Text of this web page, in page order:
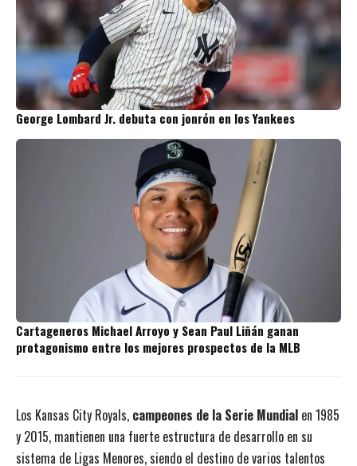
George Lombard Jr. debuta con jonrón en los Yankees
Cartageneros Michael Arroyo y Sean Paul Liñán ganan
protagonismo entre los mejores prospectos de la MLB
Los Kansas City Royals, campeones de la Serie Mundial en 1985
y 2015, mantienen una fuerte estructura de desarrollo en su
sistema de Ligas Menores, siendo el destino de varios talentos